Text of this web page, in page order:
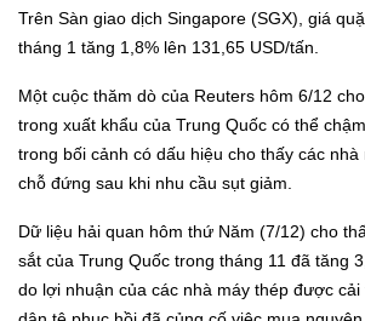
Trên Sàn giao dịch Singapore (SGX), giá
tháng 1 tăng 1,8% lên 131,65 USD/tấn.
Một cuộc thăm dò của Reuters hôm 6/12
trong xuất khẩu của Trung Quốc có thể
trong bối cảnh có dấu hiệu cho thấy các
chỗ đứng sau khi nhu cầu sụt giảm.
Dữ liệu hải quan hôm thứ Năm (7/12) cho
sắt của Trung Quốc trong tháng 11 đã tăng
do lợi nhuận của các nhà máy thép được